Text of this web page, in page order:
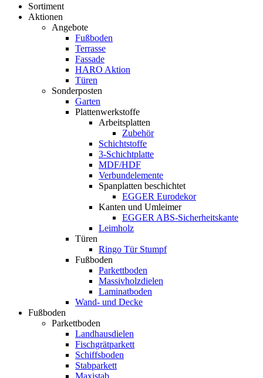
Sortiment
Aktionen
Angebote
Fußboden
Terrasse
Fassade
HARO Aktion
Türen
Sonderposten
Garten
Plattenwerkstoffe
Arbeitsplatten
Zubehör
Schichtstoffe
3-Schichtplatte
MDF/HDF
Verbundelemente
Spanplatten beschichtet
EGGER Eurodekor
Kanten und Umleimer
EGGER ABS-Sicherheitskante
Leimholz
Türen
Ringo Tür Stumpf
Fußboden
Parkettboden
Massivholzdielen
Laminatboden
Wand- und Decke
Fußboden
Parkettboden
Landhausdielen
Fischgrätparkett
Schiffsboden
Stabparkett
Maxistab